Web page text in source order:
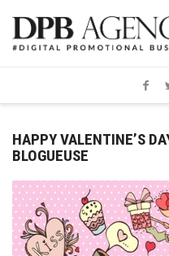
HAPPY VALENTINE’S
BLOGUEUSE